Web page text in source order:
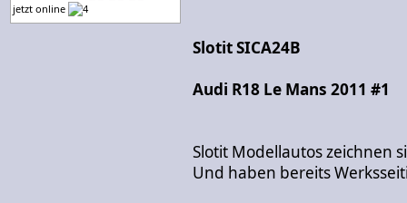
jetzt online
Slotit SICA24B
Audi R18 Le Mans 2011 #1
Slotit Modellautos zeichnen
Und haben bereits